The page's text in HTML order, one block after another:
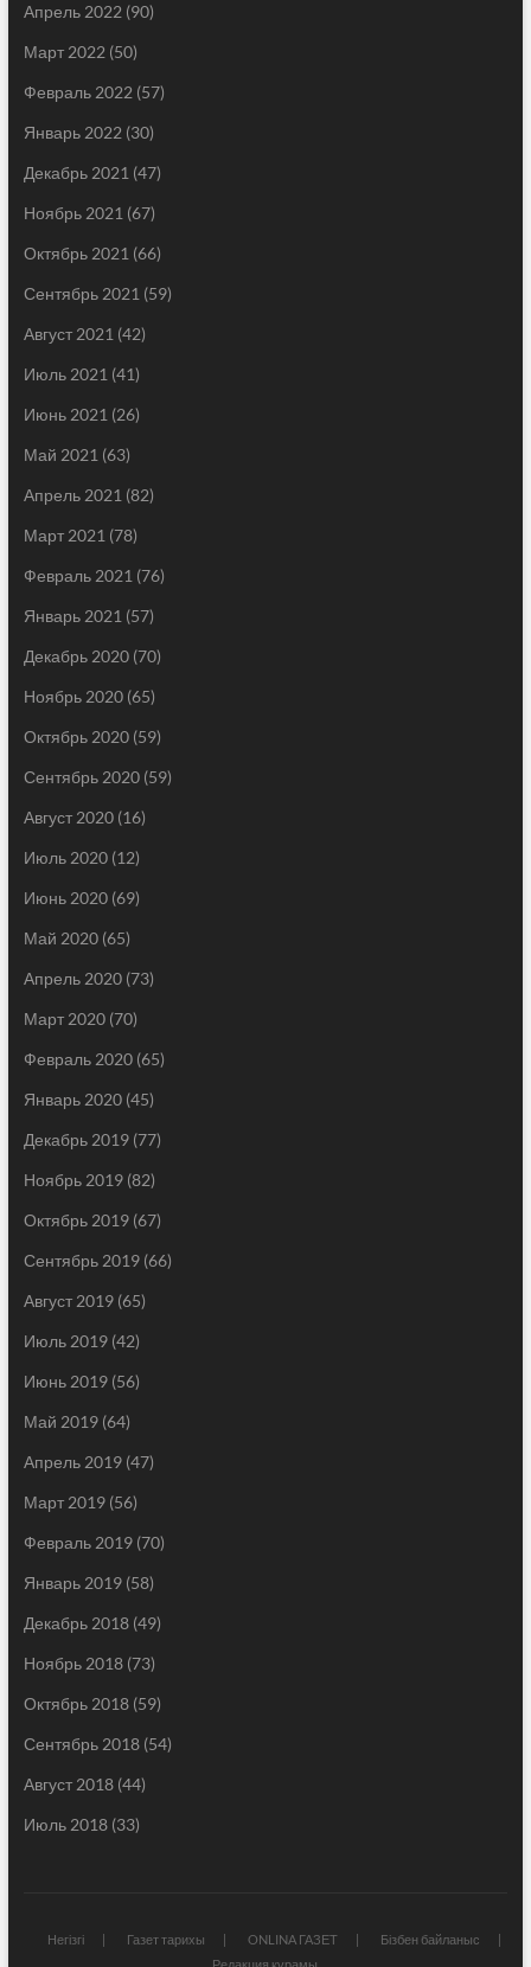
Апрель 2022 (90)
Март 2022 (50)
Февраль 2022 (57)
Январь 2022 (30)
Декабрь 2021 (47)
Ноябрь 2021 (67)
Октябрь 2021 (66)
Сентябрь 2021 (59)
Август 2021 (42)
Июль 2021 (41)
Июнь 2021 (26)
Май 2021 (63)
Апрель 2021 (82)
Март 2021 (78)
Февраль 2021 (76)
Январь 2021 (57)
Декабрь 2020(70)
Ноябрь 2020(65)
Октябрь 2020(59)
Сентябрь 2020(59)
Август 2020(16)
Июль 2020(12)
Июнь 2020(69)
Май 2020(65)
Апрель 2020(73)
Март 2020(70)
Февраль 2020(65)
Январь 2020(45)
Декабрь 2019(77)
Ноябрь 2019(82)
Октябрь 2019(67)
Сентябрь 2019(66)
Август 2019(65)
Июль 2019(42)
Июнь 2019(56)
Май 2019(64)
Апрель 2019(47)
Март 2019(56)
Февраль 2019(70)
Январь 2019(58)
Декабрь 2018(49)
Ноябрь 2018(73)
Октябрь 2018(59)
Сентябрь 2018(54)
Август 2018(44)
Июль 2018(33)
Негізгі Газет тарихы ONLINA ГАЗЕТ
Бізбен байланыс